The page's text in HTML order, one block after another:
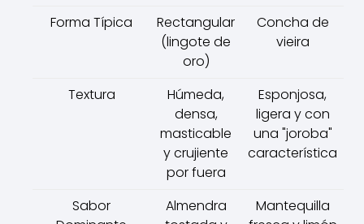
Forma Típica
Rectangular
(lingote de
oro)
Concha de
vieira
Textura
Húmeda,
densa,
masticable
y crujiente
por fuera
Esponjosa,
ligera y con
una "joroba"
característica
Sabor
Almendra
Mantequilla